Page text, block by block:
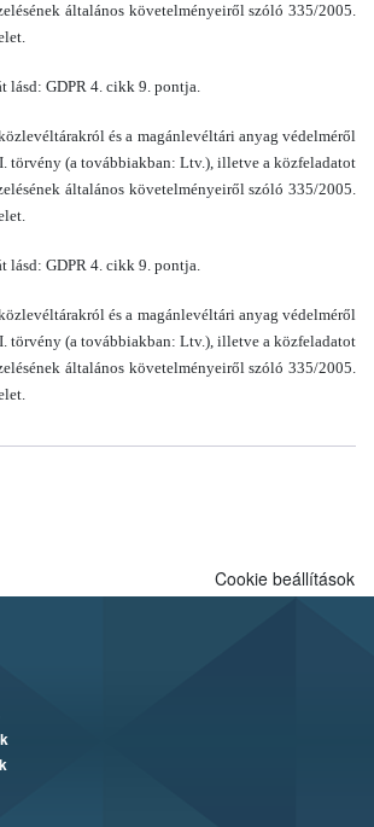
általános követelményeiről szóló 335/2005.
lásd: GDPR 4. cikk 9. pontja.
és a magánlevéltári anyag védelméről
törvény (a továbbiakban: Ltv.), illetve a közfeladatot
általános követelményeiről szóló 335/2005.
lásd: GDPR 4. cikk 9. pontja.
és a magánlevéltári anyag védelméről
törvény (a továbbiakban: Ltv.), illetve a közfeladatot
általános követelményeiről szóló 335/2005.
Cookie beállítások